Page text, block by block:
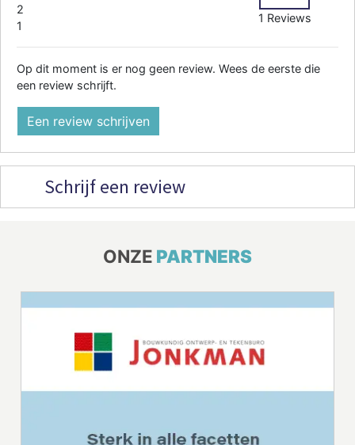
2
1
1 Reviews
Op dit moment is er nog geen review. Wees de eerste die
een review schrijft.
Een review schrijven
Schrijf een review
ONZE PARTNERS